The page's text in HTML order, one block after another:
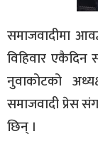
समाजवादीमा
विहिवार एकैदिन
नुवाकोटको
समाजवादी प्रेस
छिन् ।